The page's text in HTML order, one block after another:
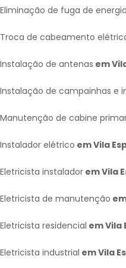
Eliminação de fuga de energia
Troca de cabeamento
Instalação de antenas em
Instalação de campainhas e
Manutenção de cabine
Instalador elétrico em Vila
Eletricista instalador em Vila
Eletricista de manutenção
Eletricista residencial em Vila
Eletricista industrial em Vila